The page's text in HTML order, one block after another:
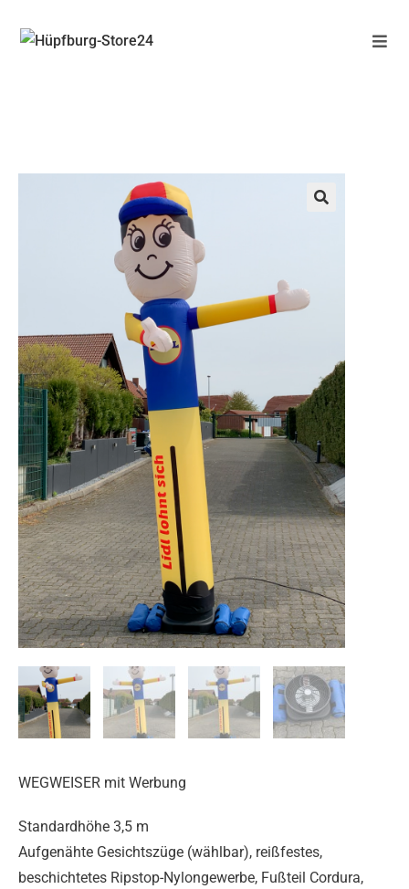
WEGWEISER mit Werbung
Standardhöhe 3,5 m
Aufgenähte Gesichtszüge (wählbar), reißfestes,
beschichtetes Ripstop-Nylongewerbe, Fußteil Cordura,